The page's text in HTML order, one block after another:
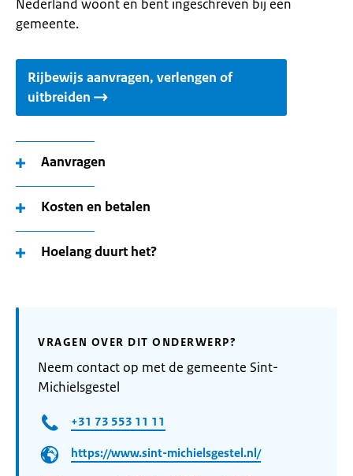
Nederland woont en bent ingeschreven bij een
gemeente.
Rijbewijs aanvragen, verlengen of
uitbreiden
Aanvragen
Kosten en betalen
Hoelang duurt het?
VRAGEN OVER DIT ONDERWERP?
Neem contact op met de gemeente Sint-
Michielsgestel
+31 73 553 11 11
https://www.sint-michielsgestel.nl/